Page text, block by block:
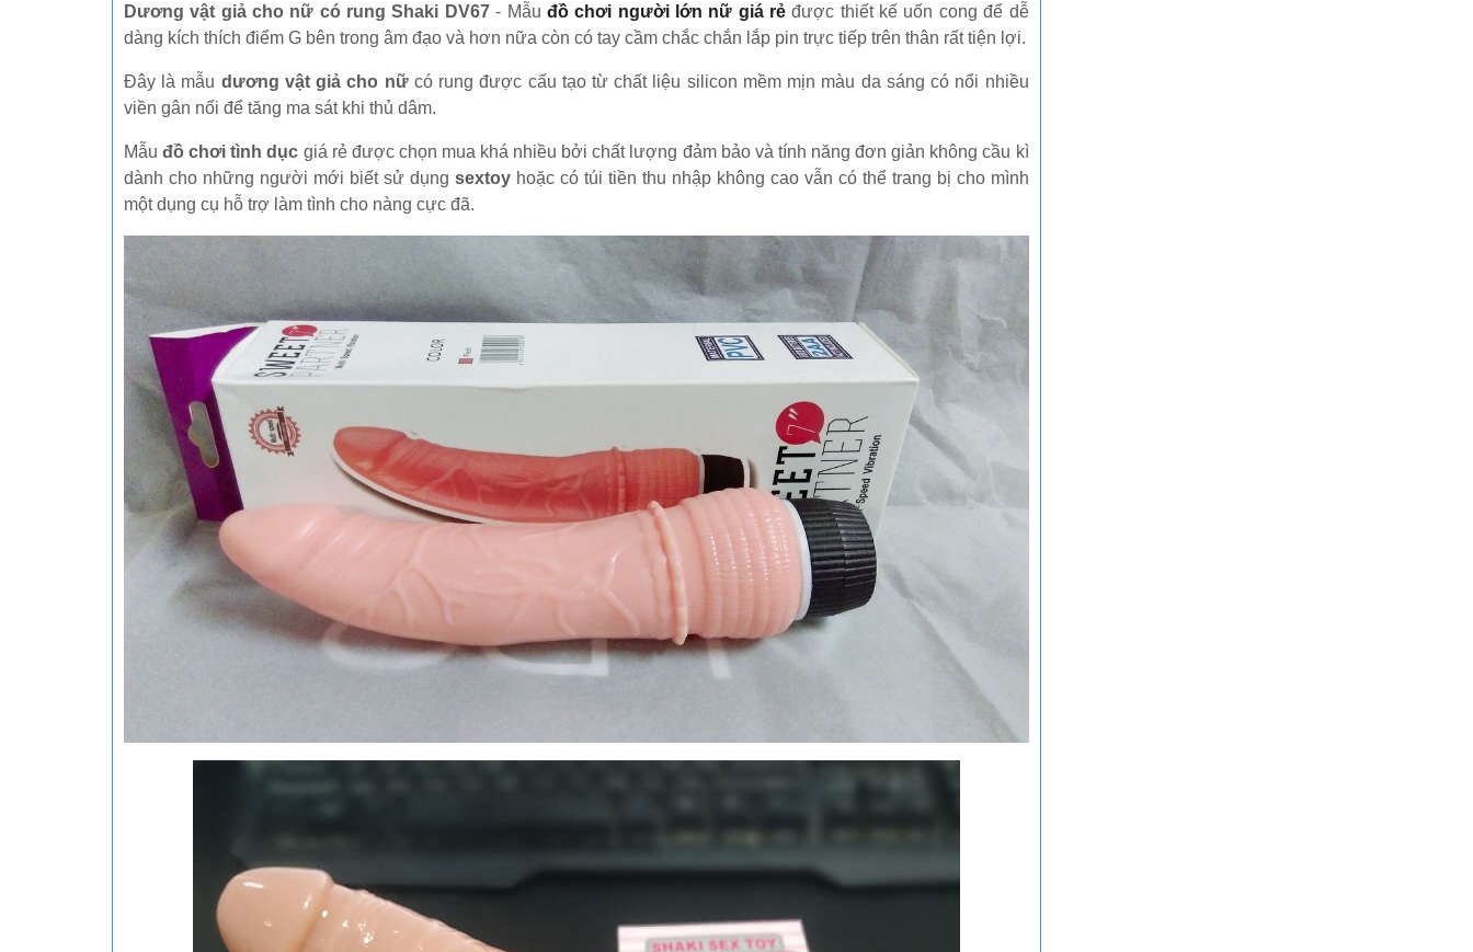
Dương vật giả cho nữ có rung Shaki DV67- Mẫu đồ chơi người lớn nữ giá rẻ được thiết kế uốn cong để dễ
dàng kích thích điểm G bên trong âm đạo và hơn nữa còn có tay cầm chắc chắn lắp pin trực tiếp trên thân rất tiện lợi.
Đây là mẫu dương vật giả cho nữcó rung được cấu tạo từ chất liệu silicon mềm mịn màu da sáng có nổi nhiều
viền gân nổi để tăng ma sát khi thủ dâm.
Mẫuđồ chơi tình dục giá rẻ được chọn mua khá nhiều bởi chất lượng đảm bảo và tính năng đơn giản không cầu kì
dành cho những người mới biết sử dụng sextoyhoặc có túi tiền thu nhập không cao vẫn có thể trang bị cho mình
một dụng cụ hỗ trợ làm tình cho nàng cực đã.